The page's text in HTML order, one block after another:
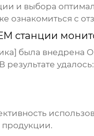
и выбора
ознакомиться с
станции
была внедрена
удалось:
продукции.